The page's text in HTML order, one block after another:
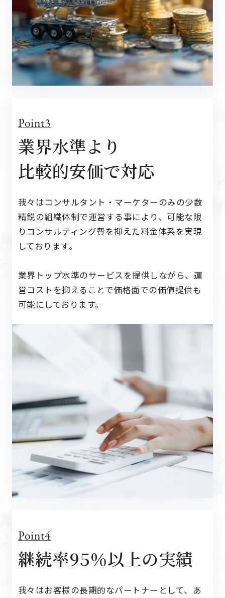
Point3
業界水準より
比較的安価で対応
我々はコンサルタント・マーケターのみの少数
精鋭の組織体制で運営する事により、可能な限
りコンサルティング費を抑えた料金体系を実現
しております。
業界トップ水準のサービスを提供しながら、 運
営コストを抑えることで価格面での価値提供も
可能にしております。
Point4
継続率95％以上の実績
我々はお客様の長期的なパートナーとして、 あ